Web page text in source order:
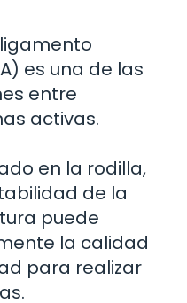
es una de las
entre
activas.
en la rodilla,
de la
puede
la calidad
para realizar